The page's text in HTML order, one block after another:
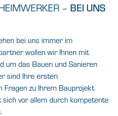
– BEI UNS
bei uns immer im
wollen wir Ihnen mit
um das Bauen und Sanieren
sind Ihre ersten
zu Ihrem Bauprojekt
vor allem durch kompetente